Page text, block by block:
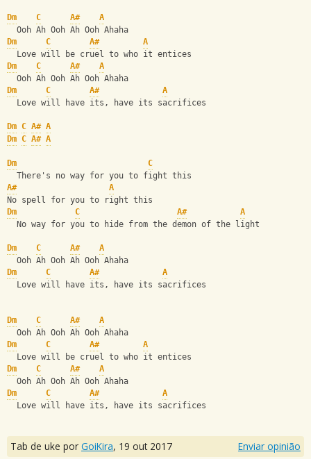
Dm C A#
A
  Ooh Ah Ooh Ah Ooh Ahaha
Dm
C A#
A
  Love will be cruel to who it entices
Dm
C A#
A
  Ooh Ah Ooh Ah Ooh Ahaha
Dm
C A#
A
  Love will have its, have its sacrifices
Dm C A# A
Dm C A# A
Dm
C
  There's no way for you to fight this
A#
A
No spell for you to right this
Dm
C A#
A
  No way for you to hide from the demon of the light
Dm C A#
A
  Ooh Ah Ooh Ah Ooh Ahaha
Dm
C A#
A
  Love will have its, have its sacrifices
Dm C A#
A
  Ooh Ah Ooh Ah Ooh Ahaha
Dm
C A#
A
  Love will be cruel to who it entices
Dm
C A#
A
  Ooh Ah Ooh Ah Ooh Ahaha
Dm
C A#
A
  Love will have its, have its sacrifices
Tab de uke por GoiKira, 19 out 2017 Enviar opinião